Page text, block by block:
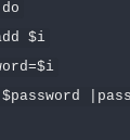
do
$i
=$i